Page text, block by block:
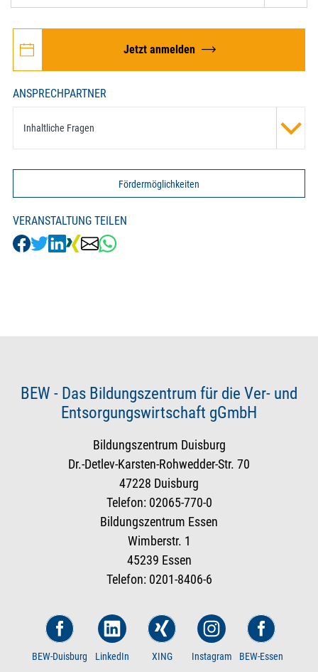
Jetzt anmelden
ANSPRECHPARTNER
Inhaltliche Fragen
Fördermöglichkeiten
VERANSTALTUNG TEILEN
BEW - Das Bildungszentrum für die Ver- und
Entsorgungswirtschaft gGmbH
Bildungszentrum Duisburg
Dr.-Detlev-Karsten-Rohwedder-Str. 70
47228 Duisburg
Telefon: 02065-770-0
Bildungszentrum Essen
Wimberstr. 1
45239 Essen
Telefon: 0201-8406-6
BEW-Duisburg LinkedIn XING Instagram BEW-Essen